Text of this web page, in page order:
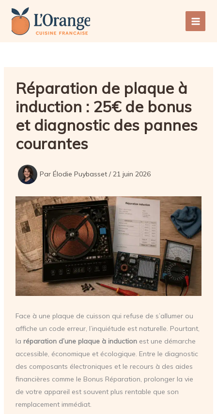
contenu
Main
Réparation de plaque à
induction : 25€ de bonus
et diagnostic des pannes
courantes
Par Élodie Puybasset /21 juin 2026
Face à une plaque de cuisson qui refuse de s’allumer ou
affiche un code erreur, l’inquiétude est naturelle. Pourtant,
la réparation d’une plaque à inductionest une démarche
accessible, économique et écologique. Entre le diagnostic
des composants électroniques et le recours à des aides
financières comme le Bonus Réparation, prolonger la vie
de votre appareil est souvent plus rentable que son
remplacement immédiat.